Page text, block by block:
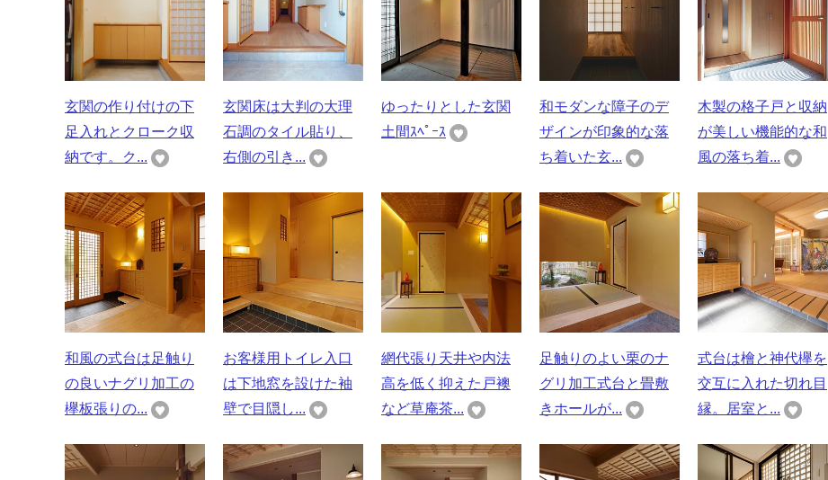
玄関の作り付けの下
足入れとクローク収
納です。ク...
玄関床は大判の大理
石調のタイル貼り、
右側の引き...
ゆったりとした玄関
土間ｽﾍﾟｰｽ
和モダンな障子のデ
ザインが印象的な落
ち着いた玄...
木製の格子戸と収納
が美しい機能的な和
風の落ち着...
和風の式台は足触り
の良いナグリ加工の
欅板張りの...
お客様用トイレ入口
は下地窓を設けた袖
壁で目隠し...
網代張り天井や内法
高を低く抑えた戸襖
など草庵茶...
足触りのよい栗のナ
グリ加工式台と畳敷
きホールが...
式台は檜と神代欅を
交互に入れた切れ目
縁。居室と...